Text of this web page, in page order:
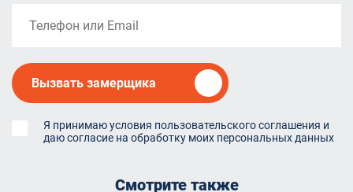
Вызвать замерщика
Я принимаю условия пользовательского соглашения и
даю согласие на обработку моих персональных данных
Смотрите также